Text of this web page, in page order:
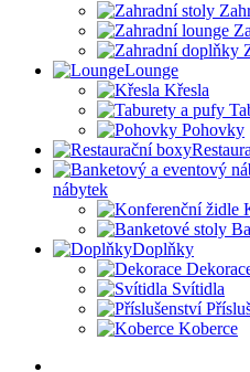
Lounge
Křesla
Pohovky
nábytek
Doplňky
Svítidla
Koberce